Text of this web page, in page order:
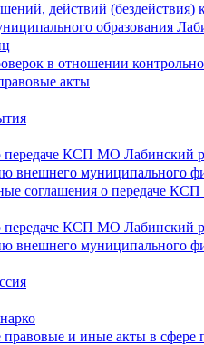
действий (бездействия)
образования
в отношении
акты
передаче КСП МО Лабинский
внешнего муниципального
соглашения о передаче
передаче КСП МО Лабинский
внешнего муниципального
и иные акты в сфере